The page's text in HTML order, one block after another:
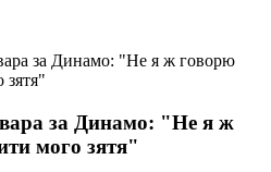
за Динамо: "Не я ж говорю
зятя"
за Динамо: "Не я ж
мого зятя"